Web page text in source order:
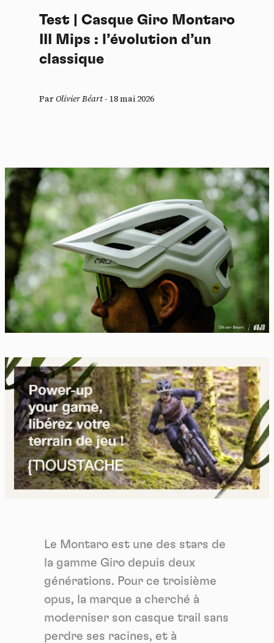
Test | Casque Giro Montaro
III Mips : l’évolution d’un
classique
ParOlivier Béart- 18 mai 2026
Le Montaro est une des stars de
la gamme Giro depuis deux
générations. Pour ce troisième
opus, la marque a cherché à
moderniser son casque trail sans
perdre ses racines, et à